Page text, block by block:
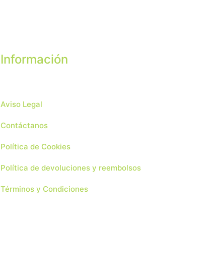
Información
Aviso Legal
Contáctanos
Política de Cookies
Política de devoluciones y reembolsos
Términos y Condiciones